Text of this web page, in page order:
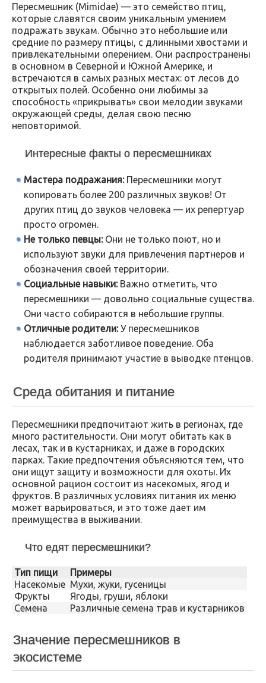
Пересмешник (Mimidae) — это семейство птиц,
которые славятся своим уникальным умением
подражать звукам. Обычно это небольшие или
средние по размеру птицы, с длинными хвостами и
привлекательными оперением. Они распространены
в основном в Северной и Южной Америке, и
встречаются в самых разных местах: от лесов до
открытых полей. Особенно они любимы за
способность «прикрывать» свои мелодии звуками
окружающей среды, делая свою песню
неповторимой.
Интересные факты о пересмешниках
Мастера подражания:Пересмешники могут
копировать более 200 различных звуков! От
других птиц до звуков человека — их репертуар
просто огромен.
Не только певцы:Они не только поют, но и
используют звуки для привлечения партнеров и
обозначения своей территории.
Социальные навыки:Важно отметить, что
пересмешники — довольно социальные существа.
Они часто собираются в небольшие группы.
Отличные родители:У пересмешников
наблюдается заботливое поведение. Оба
родителя принимают участие в выводке птенцов.
Среда обитания и питание
Пересмешники предпочитают жить в регионах, где
много растительности. Они могут обитать как в
лесах, так и в кустарниках, и даже в городских
парках. Такие предпочтения объясняются тем, что
они ищут защиту и возможности для охоты. Их
основной рацион состоит из насекомых, ягод и
фруктов. В различных условиях питания их меню
может варьироваться, и это тоже дает им
преимущества в выживании.
Что едят пересмешники?
Тип пищи
Примеры
Насекомые Мухи, жуки, гусеницы
Фрукты
Ягоды, груши, яблоки
Семена
Различные семена трав и кустарников
Значение пересмешников в
экосистеме